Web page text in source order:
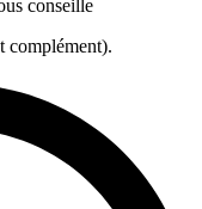
conseille
complément).